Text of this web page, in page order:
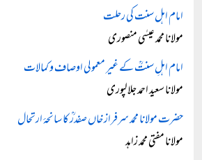
امام اہل سنت کی رحلت
مولانا محمد عیسٰی منصوری
امام اہلِ سنتؒ کے غیر معمولی اوصاف و کمالات
مولانا سعید احمد جلالپوری
حضرت مولانا محمد سرفراز خاں صفدرؒ کا سانحۂ ارتحال
مولانا مفتی محمد زاہد